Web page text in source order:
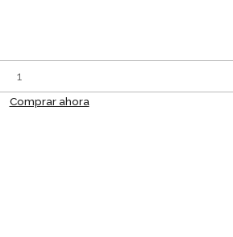
Comprar ahora